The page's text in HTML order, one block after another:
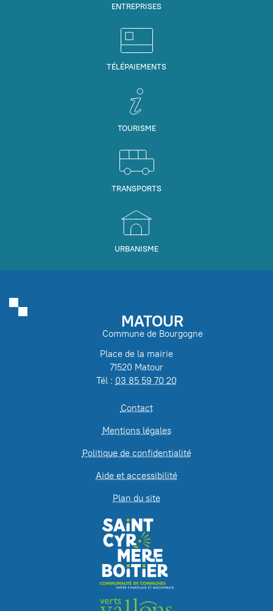
ENTREPRISES
TÉLÉPAIEMENTS
TOURISME
TRANSPORTS
URBANISME
MATOUR
Commune de Bourgogne
Place de la mairie
71520 Matour
Tél : 03 85 59 70 20
Contact
Mentions légales
Politique de confidentialité
Aide et accessibilité
Plan du site